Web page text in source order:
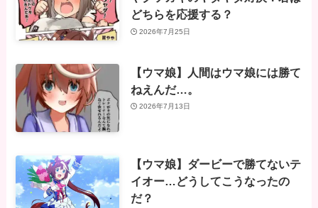
どちらを応援する？
2026年7月25日
【ウマ娘】人間はウマ娘には勝て
ねえんだ…。
2026年7月13日
【ウマ娘】ダービーで勝てないテ
イオー…どうしてこうなったの
だ？